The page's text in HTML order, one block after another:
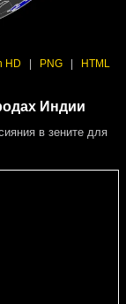
HD PNG HTML
Индии
в зените для